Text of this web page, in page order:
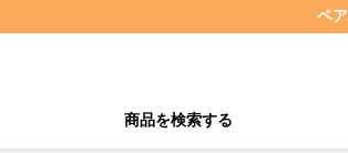
ペ
商品を検索する